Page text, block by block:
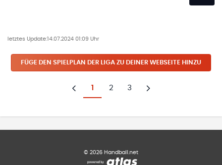
letztes Update:14.07.2024 01:09 Uhr
FÜGE DEN SPIELPLAN DER LIGA ZU DEINER WEBSEITE HINZU
Zurück
1 2 3
Weiter
© 2026 Handball.net